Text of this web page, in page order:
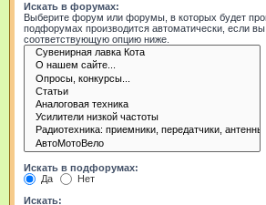
Искать в форумах:
Выберите форум или форумы, в которых будет
подфорумах производится автоматически, если
соответствующую опцию ниже.
Искать в подфорумах:
Да
Нет
Искать: